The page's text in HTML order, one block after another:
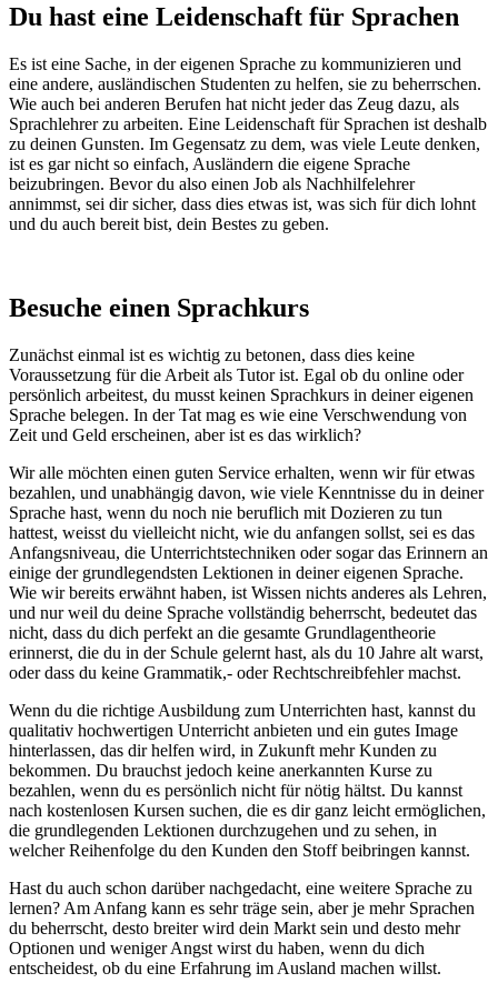
Du hast eine Leidenschaft für Sprachen
Es ist eine Sache, in der eigenen Sprache zu kommunizieren und
eine andere, ausländischen Studenten zu helfen, sie zu beherrschen.
Wie auch bei anderen Berufen hat nicht jeder das Zeug dazu, als
Sprachlehrer zu arbeiten. Eine Leidenschaft für Sprachen ist deshalb
zu deinen Gunsten. Im Gegensatz zu dem, was viele Leute denken,
ist es gar nicht so einfach, Ausländern die eigene Sprache
beizubringen. Bevor du also einen Job als Nachhilfelehrer
annimmst, sei dir sicher, dass dies etwas ist, was sich für dich lohnt
und du auch bereit bist, dein Bestes zu geben.
Besuche einen Sprachkurs
Zunächst einmal ist es wichtig zu betonen, dass dies keine
Voraussetzung für die Arbeit als Tutor ist. Egal ob du online oder
persönlich arbeitest, du musst keinen Sprachkurs in deiner eigenen
Sprache belegen. In der Tat mag es wie eine Verschwendung von
Zeit und Geld erscheinen, aber ist es das wirklich?
Wir alle möchten einen guten Service erhalten, wenn wir für etwas
bezahlen, und unabhängig davon, wie viele Kenntnisse du in deiner
Sprache hast, wenn du noch nie beruflich mit Dozieren zu tun
hattest, weisst du vielleicht nicht, wie du anfangen sollst, sei es das
Anfangsniveau, die Unterrichtstechniken oder sogar das Erinnern an
einige der grundlegendsten Lektionen in deiner eigenen Sprache.
Wie wir bereits erwähnt haben, ist Wissen nichts anderes als Lehren,
und nur weil du deine Sprache vollständig beherrscht, bedeutet das
nicht, dass du dich perfekt an die gesamte Grundlagentheorie
erinnerst, die du in der Schule gelernt hast, als du 10 Jahre alt warst,
oder dass du keine Grammatik,- oder Rechtschreibfehler machst.
Wenn du die richtige Ausbildung zum Unterrichten hast, kannst du
qualitativ hochwertigen Unterricht anbieten und ein gutes Image
hinterlassen, das dir helfen wird, in Zukunft mehr Kunden zu
bekommen. Du brauchst jedoch keine anerkannten Kurse zu
bezahlen, wenn du es persönlich nicht für nötig hältst. Du kannst
nach kostenlosen Kursen suchen, die es dir ganz leicht ermöglichen,
die grundlegenden Lektionen durchzugehen und zu sehen, in
welcher Reihenfolge du den Kunden den Stoff beibringen kannst.
Hast du auch schon darüber nachgedacht, eine weitere Sprache zu
lernen? Am Anfang kann es sehr träge sein, aber je mehr Sprachen
du beherrscht, desto breiter wird dein Markt sein und desto mehr
Optionen und weniger Angst wirst du haben, wenn du dich
entscheidest, ob du eine Erfahrung im Ausland machen willst.